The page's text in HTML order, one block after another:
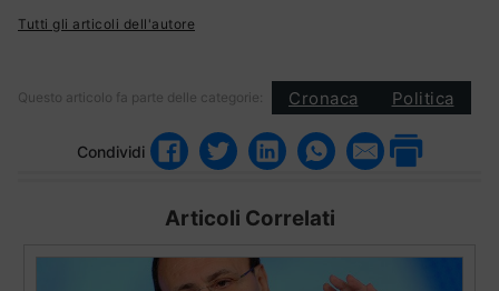
Tutti gli articoli dell'autore
Questo articolo fa parte delle categorie: Cronaca Politica
Condividi
Articoli Correlati